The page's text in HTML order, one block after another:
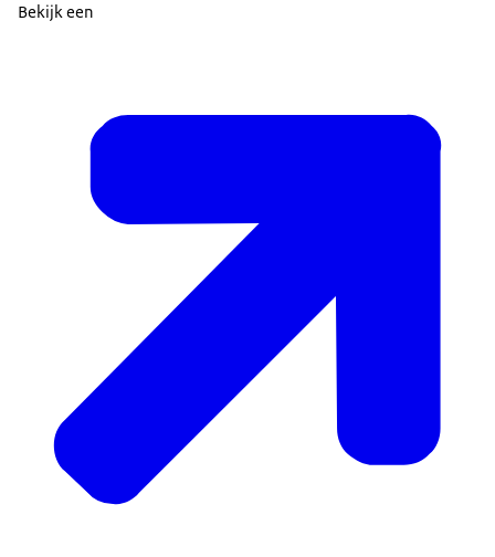
Bekijk een